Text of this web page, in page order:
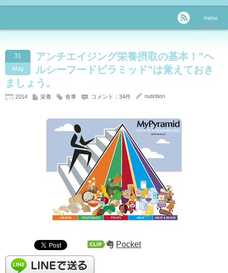
menu
31
May
アンチエイジング栄養摂取の基本！”ヘ
ルシーフードピラミッド”は覚えておき
ましょう。
2014 栄養 食事 コメント：34件 nutirition
Pocket